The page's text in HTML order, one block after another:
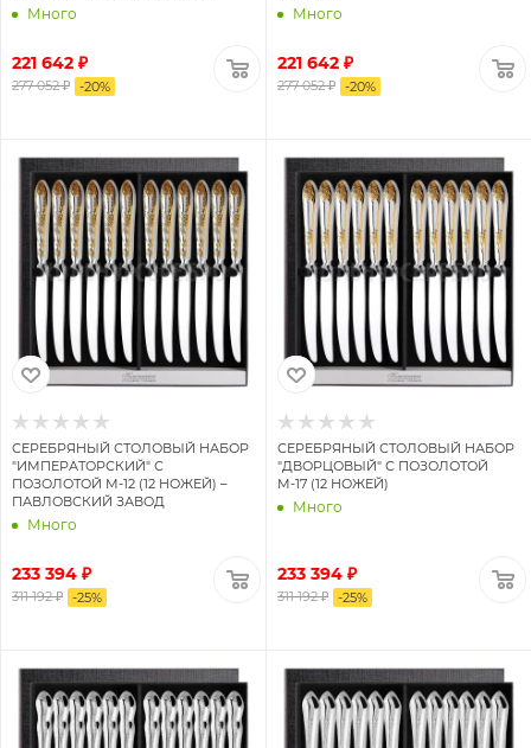
Много
221 642 ₽
277 052 ₽ -20%
Много
221 642 ₽
277 052 ₽ -20%
СЕРЕБРЯНЫЙ СТОЛОВЫЙ НАБОР
"ИМПЕРАТОРСКИЙ" С
ПОЗОЛОТОЙ М-12 (12 НОЖЕЙ) –
ПАВЛОВСКИЙ ЗАВОД
Много
233 394 ₽
311 192 ₽ -25%
СЕРЕБРЯНЫЙ СТОЛОВЫЙ НАБОР
"ДВОРЦОВЫЙ" С ПОЗОЛОТОЙ
М-17 (12 НОЖЕЙ)
Много
233 394 ₽
311 192 ₽ -25%